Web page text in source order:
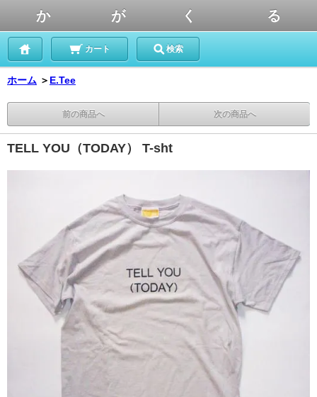
か が く る
カート 検索
ホーム ＞ E.Tee
前の商品へ 次の商品へ
TELL YOU（TODAY） T-sht